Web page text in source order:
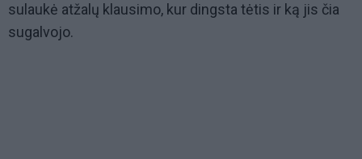
sulaukė atžalų klausimo, kur dingsta tėtis ir ką jis čia
sugalvojo.